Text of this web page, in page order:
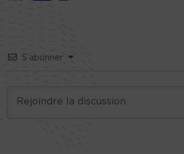
S’abonner